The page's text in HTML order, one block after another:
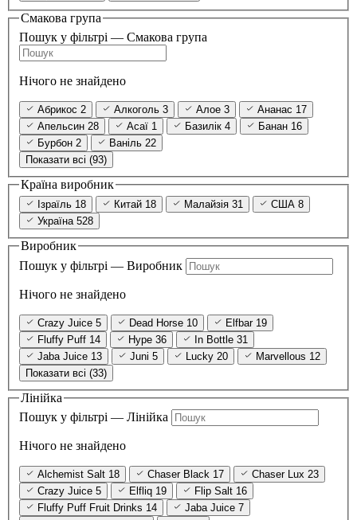
Смакова група
Пошук у фільтрі — Смакова група
Нічого не знайдено
Абрикос 2 Алкоголь 3 Алое 3 Ананас 17
Апельсин 28 Асаї 1 Базилік 4 Банан 16
Бурбон 2 Ваніль 22
Показати всі (93)
Країна виробник
Ізраїль 18 Китай 18 Малайзія 31 США 8
Україна 528
Виробник
Пошук у фільтрі — Виробник
Нічого не знайдено
Crazy Juice 5 Dead Horse 10 Elfbar 19
Fluffy Puff 14 Hype 36 In Bottle 31
Jaba Juice 13 Juni 5 Lucky 20 Marvellous 12
Показати всі (33)
Лінійка
Пошук у фільтрі — Лінійка
Нічого не знайдено
Alchemist Salt 18 Chaser Black 17 Chaser Lux 23
Crazy Juice 5 Elfliq 19 Flip Salt 16
Fluffy Puff Fruit Drinks 14 Jaba Juice 7